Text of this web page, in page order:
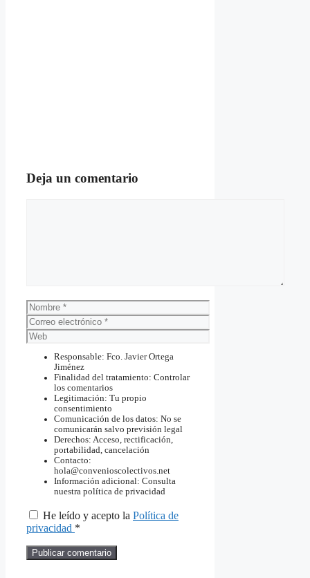
Deja un comentario
Nombre
Correo
electrónico
Web
Responsable: Fco. Javier Ortega
Jiménez
Finalidad del tratamiento: Controlar
los comentarios
Legitimación: Tu propio
consentimiento
Comunicación de los datos: No se
comunicarán salvo previsión legal
Derechos: Acceso, rectificación,
portabilidad, cancelación
Contacto:
hola@convenioscolectivos.net
Información adicional: Consulta
nuestra política de privacidad
He leído y acepto la Política de
privacidad *